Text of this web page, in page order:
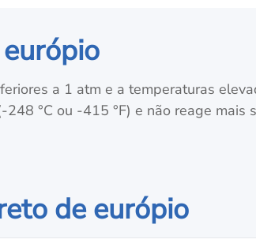
a 1 atm e a temperaturas
°C ou -415 °F) e não reage mais
de európio